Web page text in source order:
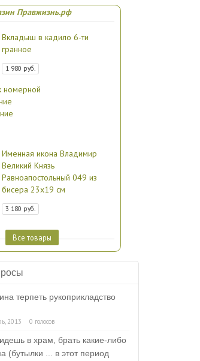
Правжизнь.рф
Вкладыш в кадило 6-ти
гранное
1 980 руб.
номерной
Именная икона Владимир
Великий Князь
Равноапостольный 049 из
бисера 23х19 см
3 180 руб.
Все товары
терпеть рукоприкладство
2013 0 голосов
в храм, брать какие-либо
(бутылки ... в этот период